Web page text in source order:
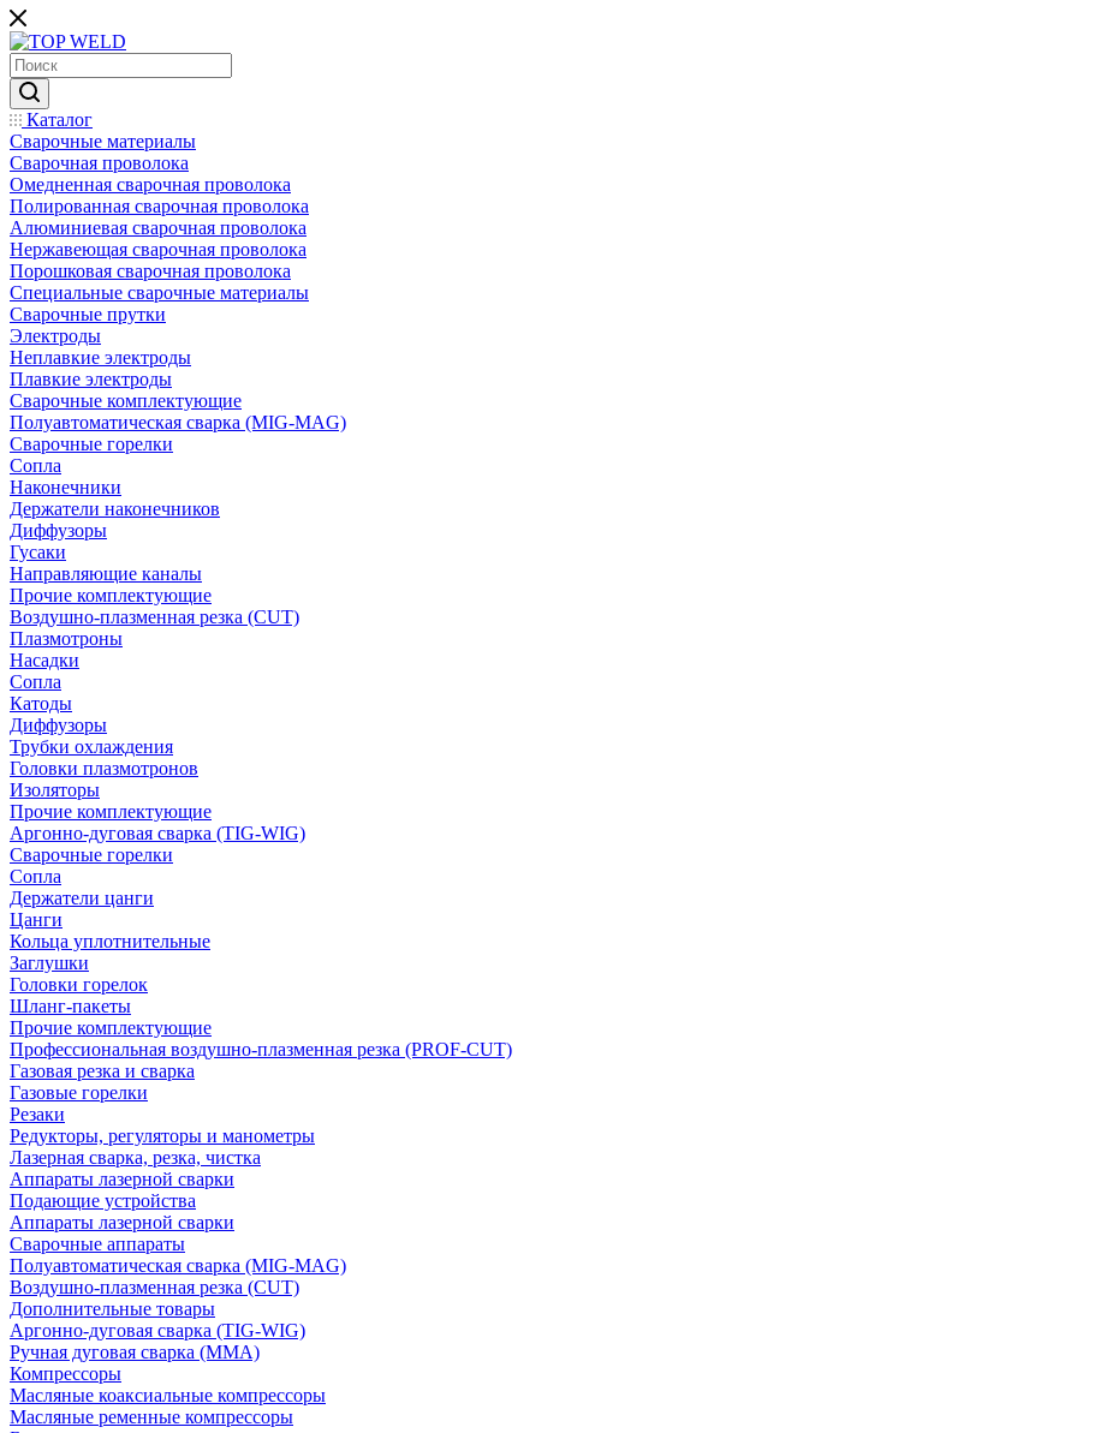
Каталог
Сварочные материалы
Сварочная проволока
Омедненная сварочная проволока
Полированная сварочная проволока
Алюминиевая сварочная проволока
Нержавеющая сварочная проволока
Порошковая сварочная проволока
Специальные сварочные материалы
Сварочные прутки
Электроды
Неплавкие электроды
Плавкие электроды
Сварочные комплектующие
Полуавтоматическая сварка (MIG-MAG)
Сварочные горелки
Сопла
Наконечники
Держатели наконечников
Диффузоры
Гусаки
Направляющие каналы
Прочие комплектующие
Воздушно-плазменная резка (CUT)
Плазмотроны
Насадки
Сопла
Катоды
Диффузоры
Трубки охлаждения
Головки плазмотронов
Изоляторы
Прочие комплектующие
Аргонно-дуговая сварка (TIG-WIG)
Сварочные горелки
Сопла
Держатели цанги
Цанги
Кольца уплотнительные
Заглушки
Головки горелок
Шланг-пакеты
Прочие комплектующие
Профессиональная воздушно-плазменная резка (PROF-CUT)
Газовая резка и сварка
Газовые горелки
Резаки
Редукторы, регуляторы и манометры
Лазерная сварка, резка, чистка
Аппараты лазерной сварки
Подающие устройства
Аппараты лазерной сварки
Сварочные аппараты
Полуавтоматическая сварка (MIG-MAG)
Воздушно-плазменная резка (CUT)
Дополнительные товары
Аргонно-дуговая сварка (TIG-WIG)
Ручная дуговая сварка (MMA)
Компрессоры
Масляные коаксиальные компрессоры
Масляные ременные компрессоры